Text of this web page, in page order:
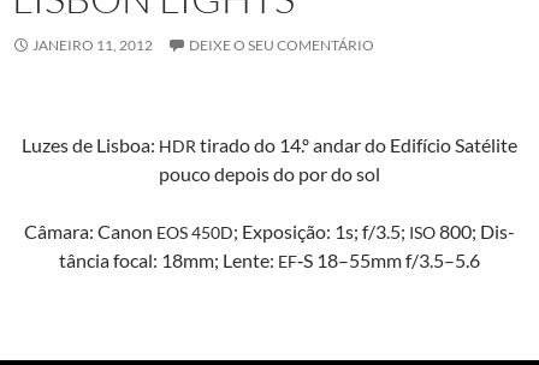
JANEIRO 11, 2012 DEIXE O SEU COMENTÁRIO
Luzes de Lis­boa: HDR tira­do do 14.º andar do Edifí­cio Satélite
pouco depois do por do sol
Câmara: Canon EOS450D; Exposição: 1s; f/3.5; ISO800; Dis­
tân­cia focal: 18mm; Lente: EF‑S 18–55mm f/3.5–5.6